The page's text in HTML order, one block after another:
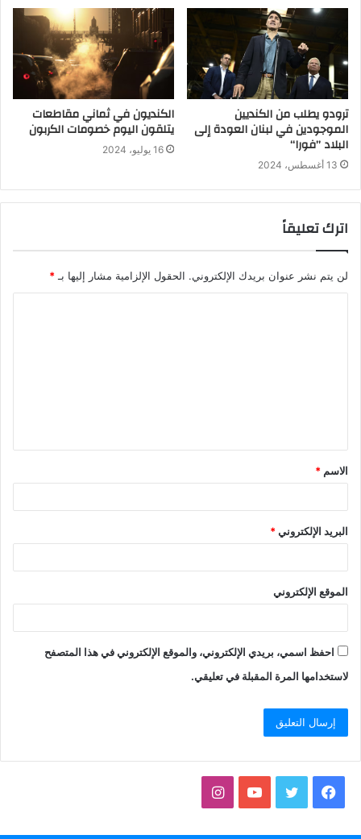
ترودو يطلب من الكنديين
الموجودين في لبنان العودة إلى
البلاد ’’فورا‘‘
13 أغسطس، 2024
الكنديون في ثماني مقاطعات
يتلقون اليوم خصومات الكربون
16 يوليو، 2024
اترك تعليقاً
لن يتم نشر عنوان بريدك الإلكتروني. الحقول الإلزامية مشار إليها بـ *
الاسم *
البريد الإلكتروني*
الموقع الإلكتروني
احفظ اسمي، بريدي الإلكتروني، والموقع الإلكتروني في هذا المتصفح
لاستخدامها المرة المقبلة في تعليقي.
فيسبوك تويتر يوتيوبانستقرام